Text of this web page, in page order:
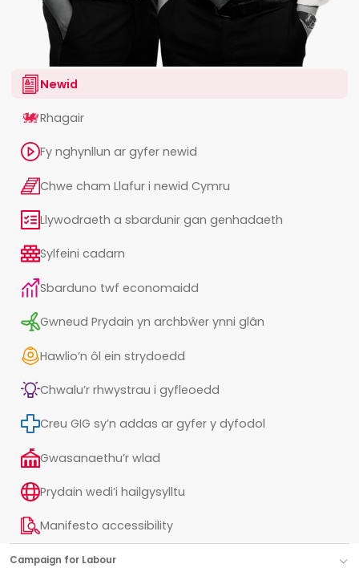
Newid
Rhagair
Fy nghynllun ar gyfer newid
Chwe cham Llafur i newid Cymru
Llywodraeth a sbardunir gan genhadaeth
Sylfeini cadarn
Sbarduno twf economaidd
Gwneud Prydain yn archbŵer ynni glân
Hawlio’n ôl ein strydoedd
Chwalu’r rhwystrau i gyfleoedd
Creu GIG sy’n addas ar gyfer y dyfodol
Gwasanaethu’r wlad
Prydain wedi’i hailgysylltu
Manifesto accessibility
Campaign for Labour